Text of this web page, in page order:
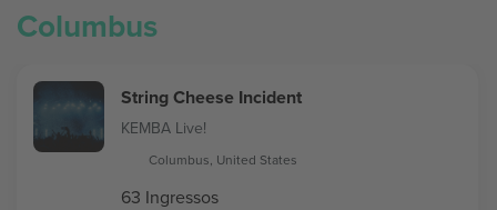
Columbus
String Cheese Incident
KEMBA Live!
Columbus, United States
63 Ingressos